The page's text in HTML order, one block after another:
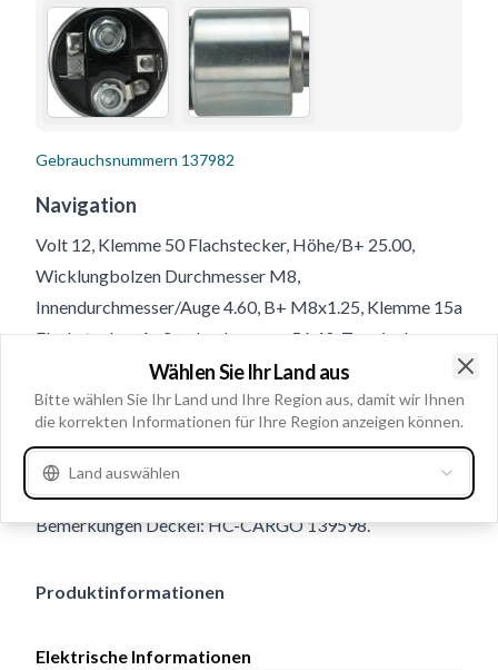
Gebrauchsnummern 137982
Navigation
Volt 12, Klemme 50 Flachstecker, Höhe/B+ 25.00,
Wicklungbolzen Durchmesser M8,
Innendurchmesser/Auge 4.60, B+ M8x1.25, Klemme 15a
Flachstecker, Außendurchmesser 56.40, Terminal
15A/mm 6.30-15.10, Löcheranzahl 3, Anschlüsseanzahl
4, Terminal 50/mm 6.30-15.10, Wicklungbolzen länge
10.50, ID/Eisenkern mm 10.30,
Außendurchmesser/Auge 10.60, AD/Eisenkern mm
27.00, Löcheranzahl 3, Gesamtlänge 96.00, Länge 59.40,
Bemerkungen Deckel: HC-CARGO 139598.
Produktinformationen
Elektrische Informationen
Wählen Sie Ihr Land aus
Bitte wählen Sie Ihr Land und Ihre Region aus, damit wir Ihnen
die korrekten Informationen für Ihre Region anzeigen können.
Land auswählen